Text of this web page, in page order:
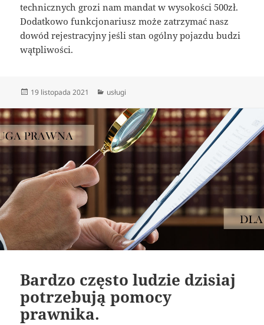
technicznych grozi nam mandat w wysokości 500zł.
Dodatkowo funkcjonariusz może zatrzymać nasz
dowód rejestracyjny jeśli stan ogólny pojazdu budzi
wątpliwości.
Data
19 listopada 2021 Kategorie
usługi
Bardzo często ludzie dzisiaj
potrzebują pomocy
prawnika.